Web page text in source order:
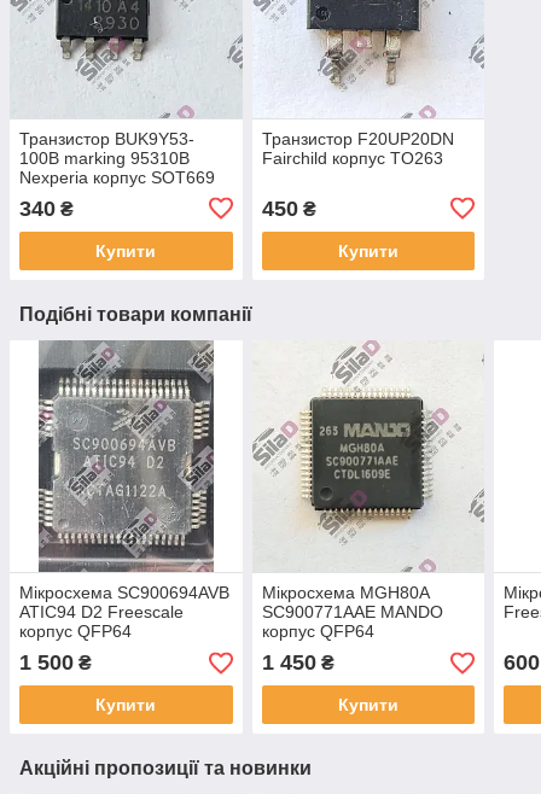
Транзистор BUK9Y53-
100B marking 95310B
Nexperia корпус SOT669
340 ₴
Купити
Транзистор F20UP20DN
Fairchild корпус TO263
450₴
Купити
Подібні товари компанії
Мікросхема SC900694AVB
ATIC94 D2 Freescale
корпус QFP64
1 500 ₴
Купити
Мікросхема MGH80A
SC900771AAE MANDO
корпус QFP64
1 450₴
Купити
600
Акційні пропозиції та новинки